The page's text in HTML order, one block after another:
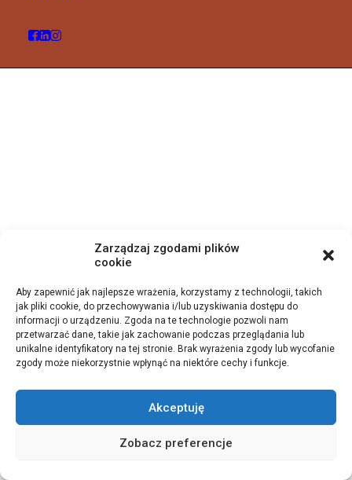
Zarządzaj zgodami plików
cookie
Aby zapewnić jak najlepsze wrażenia, korzystamy z technologii, takich
jak pliki cookie, do przechowywania i/lub uzyskiwania dostępu do
informacji o urządzeniu. Zgoda na te technologie pozwoli nam
przetwarzać dane, takie jak zachowanie podczas przeglądania lub
unikalne identyfikatory na tej stronie. Brak wyrażenia zgody lub wycofanie
zgody może niekorzystnie wpłynąć na niektóre cechy i funkcje.
Akceptuję
Zobacz preferencje